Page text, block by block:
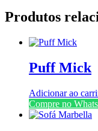
Produtos
Puff Mick
Adicionar ao
Compre no